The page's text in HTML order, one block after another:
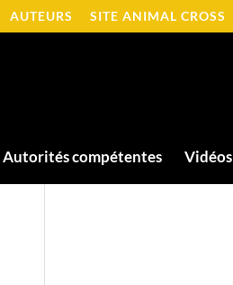
AUTEURS SITE ANIMAL CROSS
Autorités compétentes Vidéos